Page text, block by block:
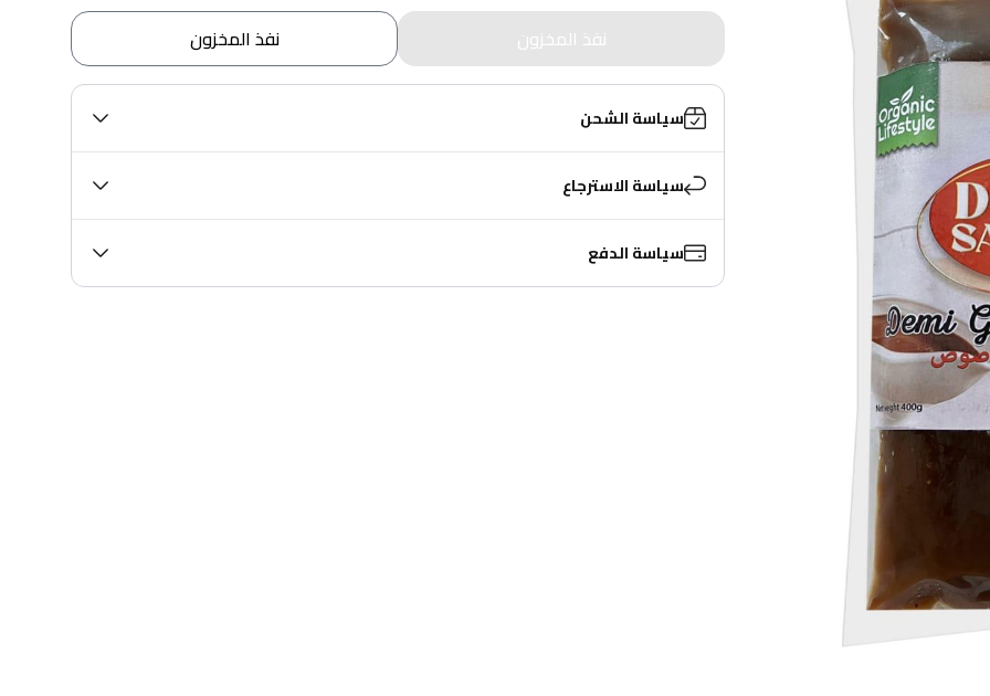
نفذ المخزون نفذ المخزون
سياسة الشحن
سياسة الاسترجاع
سياسة الدفع